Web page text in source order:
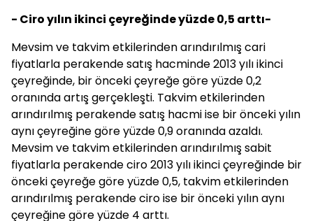
- Ciro yılın ikinci çeyreğinde yüzde 0,5 arttı-
Mevsim ve takvim etkilerinden arındırılmış cari
fiyatlarla perakende satış hacminde 2013 yılı ikinci
çeyreğinde, bir önceki çeyreğe göre yüzde 0,2
oranında artış gerçekleşti. Takvim etkilerinden
arındırılmış perakende satış hacmi ise bir önceki yılın
aynı çeyreğine göre yüzde 0,9 oranında azaldı.
Mevsim ve takvim etkilerinden arındırılmış sabit
fiyatlarla perakende ciro 2013 yılı ikinci çeyreğinde bir
önceki çeyreğe göre yüzde 0,5, takvim etkilerinden
arındırılmış perakende ciro ise bir önceki yılın aynı
çeyreğine göre yüzde 4 arttı.